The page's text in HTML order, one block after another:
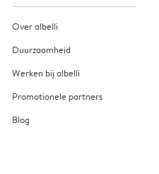
Over albelli
Duurzaamheid
Werken bij albelli
Promotionele partners
Blog